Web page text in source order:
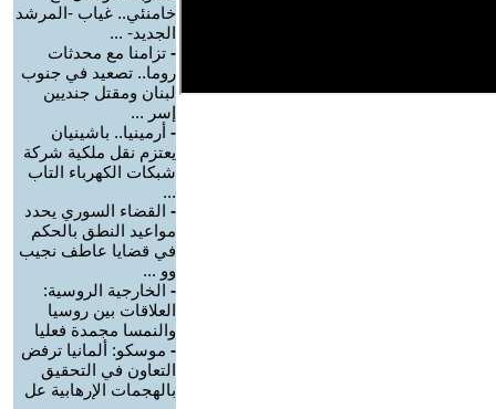
خامنئي.. غياب -المرشد
الجديد- ...
- تزامنا مع محدثات
روما.. تصعيد في جنوب
لبنان ومقتل جنديين
إسر ...
- أرمينيا.. باشينيان
يعتزم نقل ملكية شركة
شبكات الكهرباء التاب
...
- القضاء السوري يحدد
مواعيد النطق بالحكم
في قضايا عاطف نجيب
وو ...
- الخارجية الروسية:
العلاقات بين روسيا
والنمسا مجمدة فعليا
- موسكو: ألمانيا ترفض
التعاون في التحقيق
بالهجمات الإرهابية عل